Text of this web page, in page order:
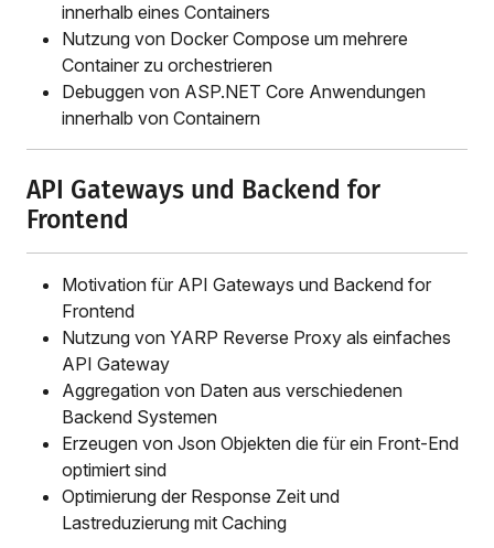
innerhalb eines Containers
Nutzung von Docker Compose um mehrere
Container zu orchestrieren
Debuggen von ASP.NET Core Anwendungen
innerhalb von Containern
API Gateways und Backend for
Frontend
Motivation für API Gateways und Backend for
Frontend
Nutzung von YARP Reverse Proxy als einfaches
API Gateway
Aggregation von Daten aus verschiedenen
Backend Systemen
Erzeugen von Json Objekten die für ein Front-End
optimiert sind
Optimierung der Response Zeit und
Lastreduzierung mit Caching